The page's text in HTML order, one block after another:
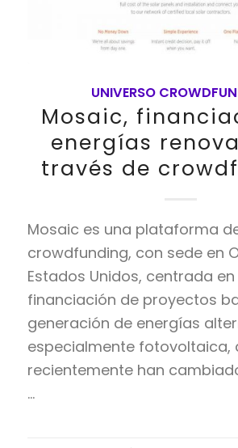
UNIVERSO
Mosaic,
energías
través de
Mosaic es una plataforma
crowdfunding, con sede en
Estados Unidos, centrada en
financiación de proyectos
generación de energías
especialmente fotovoltaica,
recientemente han
…